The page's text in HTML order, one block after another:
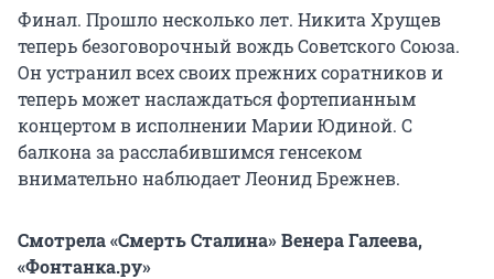
Финал. Прошло несколько лет. Никита Хрущев
теперь безоговорочный вождь Советского Союза.
Он устранил всех своих прежних соратников и
теперь может наслаждаться фортепианным
концертом в исполнении Марии Юдиной. С
балкона за расслабившимся генсеком
внимательно наблюдает Леонид Брежнев.
Смотрела «Смерть Сталина» Венера Галеева,
«Фонтанка.ру»